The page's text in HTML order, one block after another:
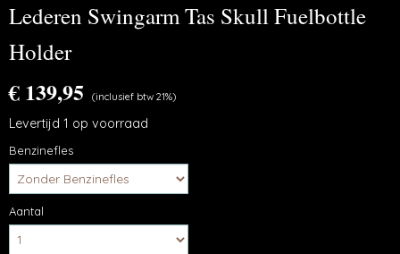
Lederen Swingarm Tas Skull Fuelbottle
Holder
€ 139,95 (inclusief btw 21%)
Levertijd 1 op voorraad
Benzinefles
Aantal